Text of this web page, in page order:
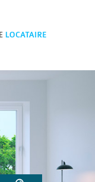
LOCATAIRE